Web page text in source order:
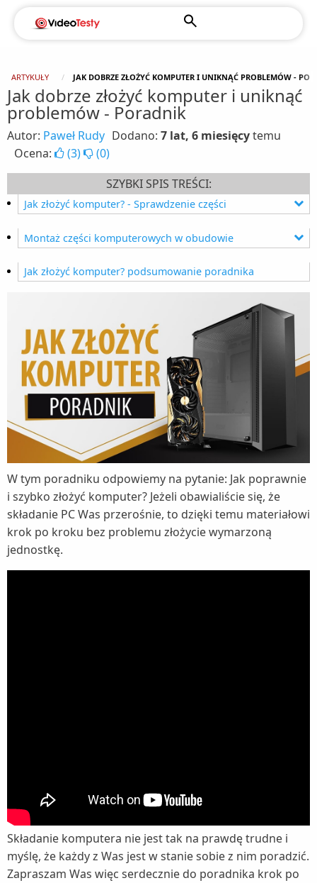
ARTYKUŁY JAK DOBRZE ZŁOŻYĆ KOMPUTER I UNIKNĄĆ PROBLEMÓW -
Jak dobrze złożyć komputer i uniknąć
problemów - Poradnik
Autor: Paweł Rudy Dodano: 7 lat, 6 miesięcytemu
Ocena:
(3) (0)
SZYBKI SPIS TREŚCI:
Jak złożyć komputer? - Sprawdzenie części
Montaż procesora w komputerze
Pierwsze włączenie komputera - sprawdzamy
Montaż części komputerowych w obudowie
Montaż zasilacza w komputerze
Montaż płyty głównej w komputerze stacjonarnym
Montaż chłodzenia procesora
Montaż karty graficznej
Montaż dysków
Montaż wentylatorów w obudowie komputerowej
Podpięcie panelu włącznika
Jak złożyć komputer? podsumowanie poradnika
W tym poradniku odpowiemy na pytanie: Jak poprawnie
i szybko złożyć komputer? Jeżeli obawialiście się, że
składanie PC Was przerośnie, to dzięki temu materiałowi
krok po kroku bez problemu złożycie wymarzoną
jednostkę.
Składanie komputera nie jest tak na prawdę trudne i
myślę, że każdy z Was jest w stanie sobie z nim poradzić.
Zapraszam Was więc serdecznie do poradnika krok po